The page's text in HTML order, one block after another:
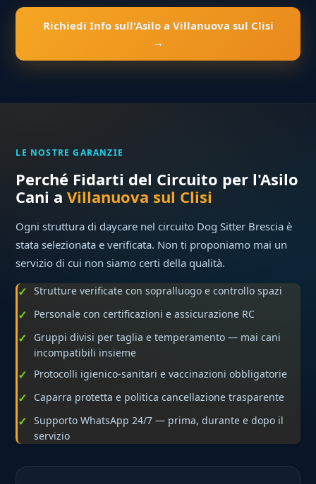
Richiedi Info sull'Asilo a Villanuova sul Clisi
→
LE NOSTRE GARANZIE
Perché Fidarti del Circuito per l'Asilo
Cani aVillanuova sul Clisi
Ogni struttura di daycare nel circuito Dog Sitter Brescia è
stata selezionata e verificata. Non ti proponiamo mai un
servizio di cui non siamo certi della qualità.
Strutture verificate con sopralluogo e controllo spazi
Personale con certificazioni e assicurazione RC
Gruppi divisi per taglia e temperamento — mai cani
incompatibili insieme
Protocolli igienico-sanitari e vaccinazioni obbligatorie
Caparra protetta e politica cancellazione trasparente
Supporto WhatsApp 24/7 — prima, durante e dopo il
servizio